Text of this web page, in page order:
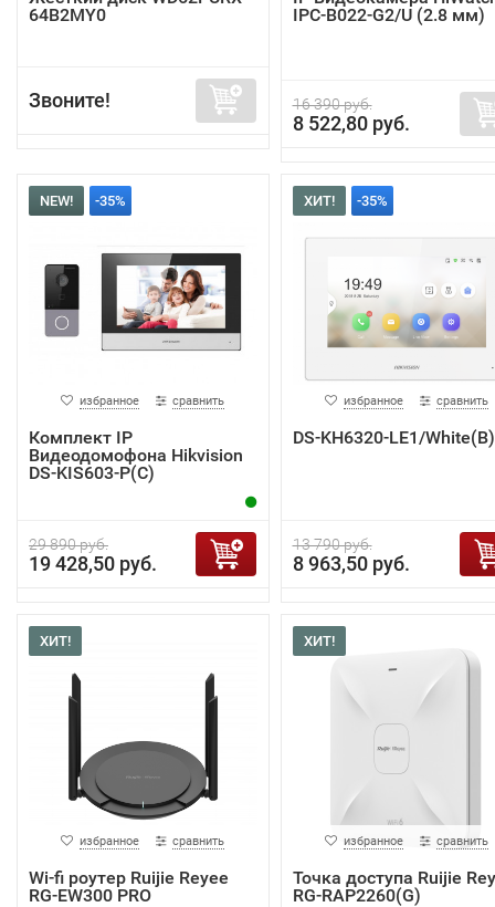
64B2MY0
Звоните!
IPC-B022-G2/U (2.8 мм)
16 390 руб.
8 522,80 руб.
NEW! -35%
избранное сравнить
Комплект IP
Видеодомофона Hikvision
DS-KIS603-P(C)
29 890 руб.
19 428,50 руб.
ХИТ! -35%
избранное сравнить
DS-KH6320-LE1/White(B)
13 790 руб.
8 963,50 руб.
ХИТ!
избранное сравнить
Wi-fi роутер Ruijie Reyee
RG-EW300 PRO
ХИТ!
избранное сравнить
Точка доступа Ruijie
RG-RAP2260(G)